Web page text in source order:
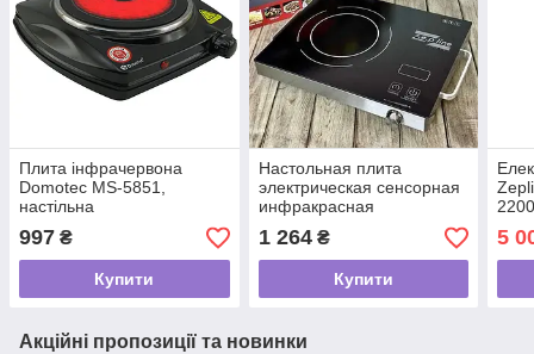
Плита інфрачервона
Domotec MS-5851,
настільна
одноконфоркова
електроплита для всіх
типів посуду
997 ₴
Купити
Настольная плита
электрическая сенсорная
инфракрасная
одноконфорочная Zepline
ZP-061 2200 Вт
1 264₴
Купити
5
Акційні пропозиції та новинки